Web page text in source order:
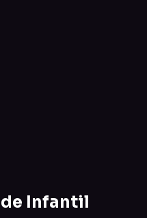
Infantil